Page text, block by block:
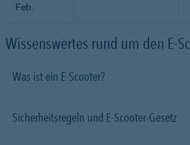
Feb.
Wissenswertes rund um den E-
Was ist ein E-Scooter?
Sicherheitsregeln und E-Scooter-Gesetz